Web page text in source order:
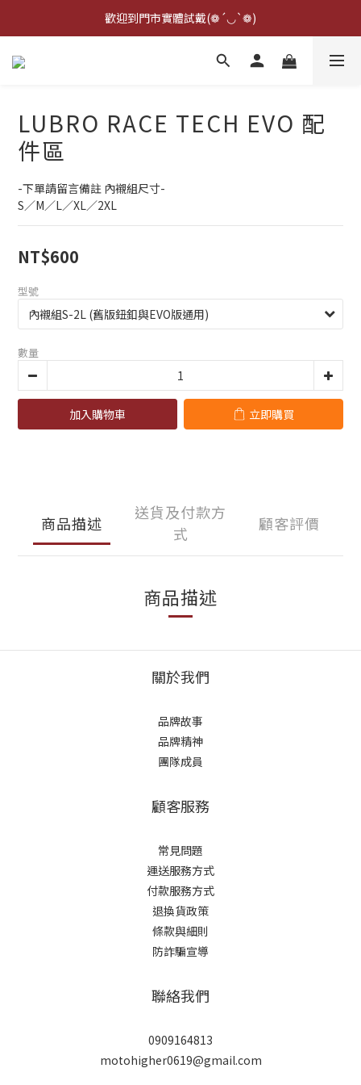
點擊右下方客服可詢問即時庫存☆*: .｡. o(≧▽≦)o .｡.:*☆
歡迎到門市實體試戴(❁´◡`❁)
雨衣盲盒現正開跑╰(*°▽°*)╯
LUBRO RACE TECH EVO 配
件區
-下單請留言備註 內襯組尺寸-
S／M／L／XL／2XL
NT$600
型號
數量
加入購物車 立即購買
商品描述
送貨及付款方
式
顧客評價
商品描述
關於我們
品牌故事
品牌精神
團隊成員
顧客服務
常見問題
運送服務方式
付款服務方式
退換貨政策
條款與細則
防詐騙宣導
聯絡我們
0909164813
motohigher0619@gmail.com